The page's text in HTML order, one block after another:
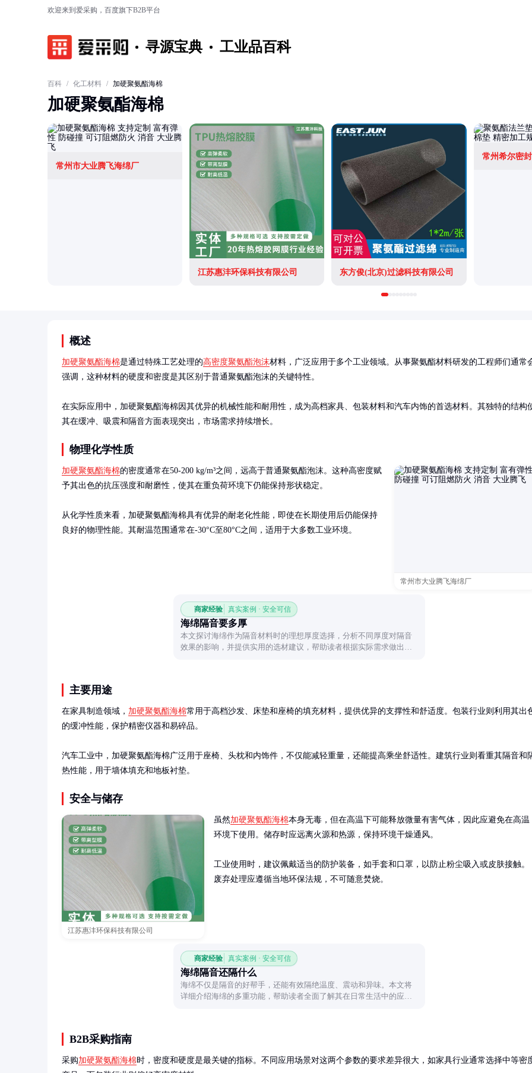
欢迎来到爱采购，百度旗下B2B平台
寻源宝典 工业品百科
百科 / 化工材料 / 加硬聚氨酯海棉
加硬聚氨酯海棉
常州市大业腾飞海绵厂
江苏惠沣环保科技有限公司 东方俊(北京)过滤科技有限公司
常州希尔密
概述
加硬聚氨酯海棉是通过特殊工艺处理的高密度聚氨酯泡沫材料，广泛应用于多个工业领域。从事聚氨酯材料研发的工程师们通常
强调，这种材料的硬度和密度是其区别于普通聚氨酯泡沫的关键特性。
在实际应用中，加硬聚氨酯海棉因其优异的机械性能和耐用性，成为高档家具、包装材料和汽车内饰的首选材料。其独特的结构
其在缓冲、吸震和隔音方面表现突出，市场需求持续增长。
物理化学性质
常州市大业腾飞海绵厂
加硬聚氨酯海棉的密度通常在50-200 kg/m³之间，远高于普通聚氨酯泡沫。这种高密度赋
予其出色的抗压强度和耐磨性，使其在重负荷环境下仍能保持形状稳定。
从化学性质来看，加硬聚氨酯海棉具有优异的耐老化性能，即使在长期使用后仍能保持
良好的物理性能。其耐温范围通常在-30°C至80°C之间，适用于大多数工业环境。
商家经验 真实案例 · 安全可信
海绵隔音要多厚
本文探讨海绵作为隔音材料时的理想厚度选择，分析不同厚度对隔音
效果的影响，并提供实用的选材建议，帮助读者根据实际需求做出合
主要用途
在家具制造领域， 加硬聚氨酯海棉常用于高档沙发、床垫和座椅的填充材料，提供优异的支撑性和舒适度。包装行业则利用其出
的缓冲性能，保护精密仪器和易碎品。
汽车工业中，加硬聚氨酯海棉广泛用于座椅、头枕和内饰件，不仅能减轻重量，还能提高乘坐舒适性。建筑行业则看重其隔音和
热性能，用于墙体填充和地板衬垫。
安全与储存
江苏惠沣环保科技有限公司
虽然加硬聚氨酯海棉本身无毒，但在高温下可能释放微量有害气体，因此应避免在高温
环境下使用。储存时应远离火源和热源，保持环境干燥通风。
工业使用时，建议佩戴适当的防护装备，如手套和口罩，以防止粉尘吸入或皮肤接触。
废弃处理应遵循当地环保法规，不可随意焚烧。
商家经验 真实案例 · 安全可信
海绵隔音还隔什么
海绵不仅是隔音的好帮手，还能有效隔绝温度、震动和异味。本文将
详细介绍海绵的多重功能，帮助读者全面了解其在日常生活中的应用
B2B采购指南
采购加硬聚氨酯海棉时，密度和硬度是最关键的指标。不同应用场景对这两个参数的要求差异很大，如家具行业通常选择中等密